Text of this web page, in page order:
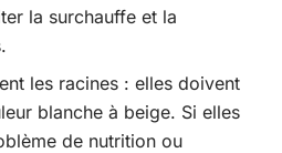
la surchauffe et la
les racines : elles doivent
blanche à beige. Si elles
de nutrition ou